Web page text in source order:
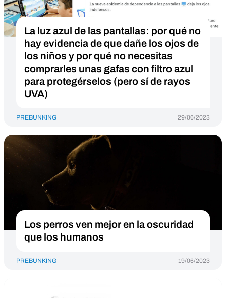
La luz azul de las pantallas: por qué no
hay evidencia de que dañe los ojos de
los niños y por qué no necesitas
comprarles unas gafas con filtro azul
para protegérselos (pero sí de rayos
UVA)
PREBUNKING 29/06/2023
Los perros ven mejor en la oscuridad
que los humanos
PREBUNKING 19/06/2023